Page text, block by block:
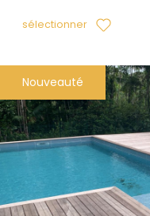
sélectionner
Nouveauté